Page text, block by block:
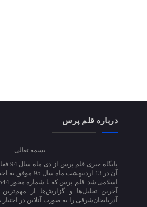
درباره قلم پرس
بسمه تعالی
آن در 13
آخرین تحلیل‌ها و گزارش‌ها از
آذربایجان‌شرقی را به صورت آنلاین در